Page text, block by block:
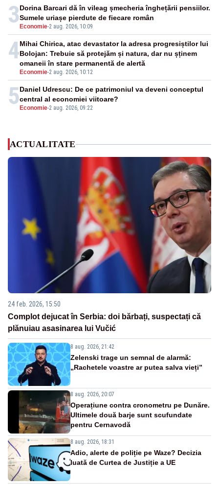
3 Economie-2 aug. 2026, 10:09
Dorina Barcari dă în vileag șmecheria înghețării pensiilor.
Sumele uriașe pierdute de fiecare român
4
Economie-2 aug. 2026, 10:12
Mihai Chirica, atac devastator la adresa progresiștilor lui
Bolojan: Trebuie să protejăm și natura, dar nu șținem
omaneii în stare permanentă de alertă
5 Economie-2 aug. 2026, 09:22
Daniel Udrescu: De ce patrimoniul va deveni conceptul
central al economiei viitoare?
ACTUALITATE
24 feb. 2026, 15:50
Complot dejucat în Serbia: doi bărbați, suspectați că
plănuiau asasinarea lui Vučić
8 aug. 2026, 21:42
Zelenski trage un semnal de alarmă:
„Rachetele voastre ar putea salva vieți”
8 aug. 2026, 20:07
Operațiune contra cronometru pe Dunăre.
Ultimele două barje sunt scufundate
pentru Cernavodă
8 aug. 2026, 18:31
Adio, alerte de poliție pe Waze? Decizia
luată de Curtea de Justiție a UE